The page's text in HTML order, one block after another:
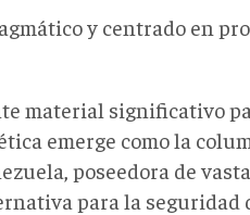
y centrado en
material significativo
emerge como la
poseedora de
para la seguridad